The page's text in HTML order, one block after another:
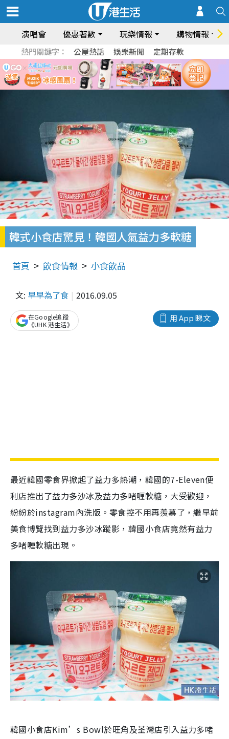
演唱會 優惠著數 玩樂情報 購物情報
熱門關鍵字： 公屋熱話 娛樂新聞 定期存款
韓式小食店驚見！韓國人氣益力多軟糖
首頁 飲食情報 小食飲品
文: 早早為了食 2016.09.05
用 App 睇文
在Google追蹤
《UHK 港生活》
最近韓國零食界掀起了益力多熱潮，韓國的7-Eleven便
利店推出了益力多沙冰及益力多啫喱軟糖，大受歡迎，
紛紛於instagram內洗版。零食控不用再羨慕了，繼早前
美食博覽找到益力多沙冰蹤影，韓國小食店竟然有益力
多啫喱軟糖出現。
韓國小食店Kim’s Bowl於旺角及荃灣店引入益力多啫